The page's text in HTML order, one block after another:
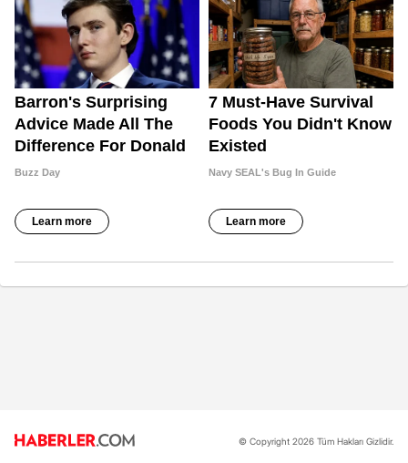
© Copyright 2026 Tüm Hakları Gizlidir.